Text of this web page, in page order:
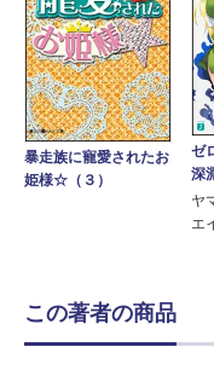
暴走族に寵愛されたお
姫様☆（３）
ゼ
深
ヤ
エ
この著者の商品